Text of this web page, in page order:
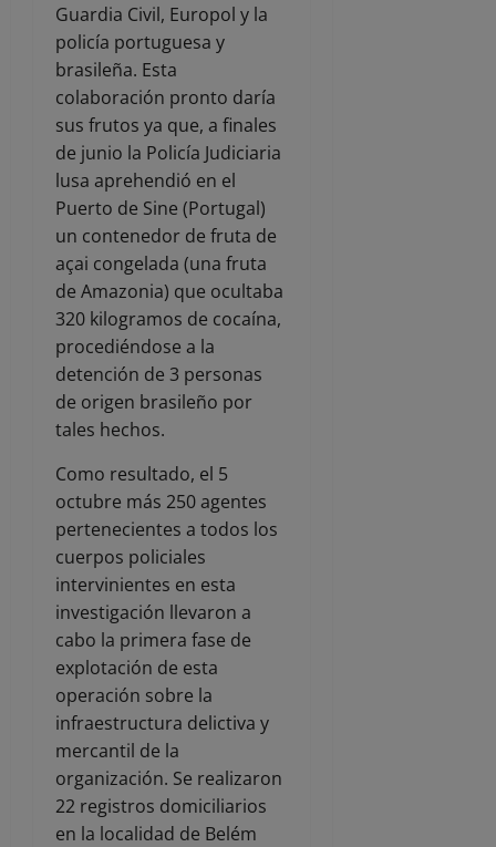
Guardia Civil, Europol y la
policía portuguesa y
brasileña. Esta
colaboración pronto daría
sus frutos ya que, a finales
de junio la Policía Judiciaria
lusa aprehendió en el
Puerto de Sine (Portugal)
un contenedor de fruta de
açai congelada (una fruta
de Amazonia) que ocultaba
320 kilogramos de cocaína,
procediéndose a la
detención de 3 personas
de origen brasileño por
tales hechos.
Como resultado, el 5
octubre más 250 agentes
pertenecientes a todos los
cuerpos policiales
intervinientes en esta
investigación llevaron a
cabo la primera fase de
explotación de esta
operación sobre la
infraestructura delictiva y
mercantil de la
organización. Se realizaron
22 registros domiciliarios
en la localidad de Belém